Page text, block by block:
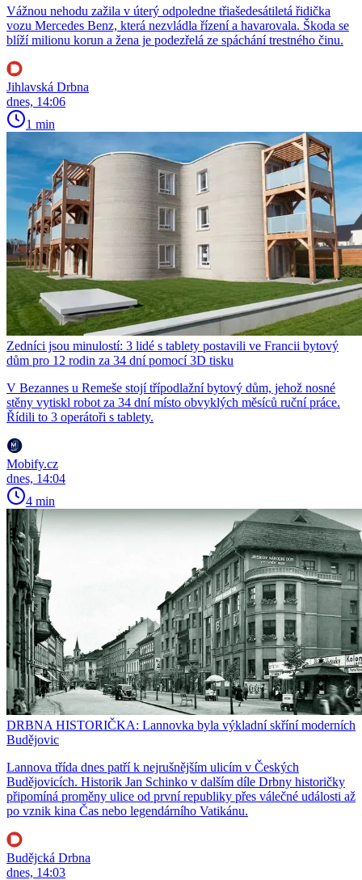
Vážnou nehodu zažila v úterý odpoledne třiašedesátiletá řidička
vozu Mercedes Benz, která nezvládla řízení a havarovala. Škoda se
blíží milionu korun a žena je podezřelá ze spáchání trestného činu.
Jihlavská Drbna
dnes, 14:06
1 min
Zedníci jsou minulostí: 3 lidé s tablety postavili ve Francii bytový
dům pro 12 rodin za 34 dní pomocí 3D tisku
V Bezannes u Remeše stojí třípodlažní bytový dům, jehož nosné
stěny vytiskl robot za 34 dní místo obvyklých měsíců ruční práce.
Řídili to 3 operátoři s tablety.
Mobify.cz
dnes, 14:04
4 min
DRBNA HISTORIČKA: Lannovka byla výkladní skříní moderních
Budějovic
Lannova třída dnes patří k nejrušnějším ulicím v Českých
Budějovicích. Historik Jan Schinko v dalším díle Drbny historičky
připomíná proměny ulice od první republiky přes válečné události až
po vznik kina Čas nebo legendárního Vatikánu.
Budějcká Drbna
dnes, 14:03